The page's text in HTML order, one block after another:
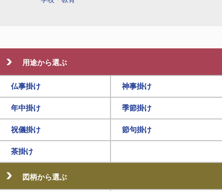
用途から選ぶ
仏事掛け 神事掛け
年中掛け 季節掛け
祝儀掛け 節句掛け
茶掛け
図柄から選ぶ